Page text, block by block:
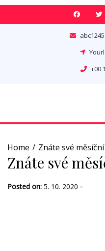
Skip
+00
Home Znáte své
Znáte své
Posted on: 5. 10. 2020 -